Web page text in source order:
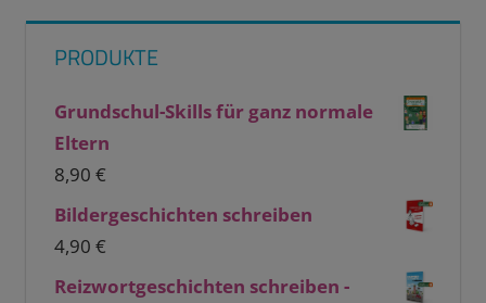
PRODUKTE
Grundschul-Skills für ganz normale
Eltern
8,90 €
Bildergeschichten schreiben
4,90 €
Reizwortgeschichten schreiben -